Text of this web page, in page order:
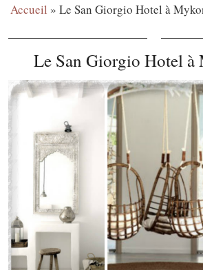
Accueil » Le San Giorgio Hotel à
Le San Giorgio Hotel à